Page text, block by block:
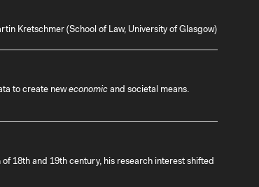
Kretschmer (School of Law, University of Glasgow)
to create neweconomic and societal means.
of 18th and 19th century, his research interest shifted